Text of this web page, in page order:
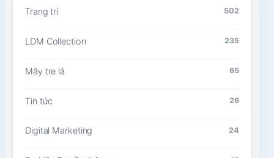
Trang trí 502
LDM Collection 235
Mây tre lá 65
Tin tức 26
Digital Marketing 24